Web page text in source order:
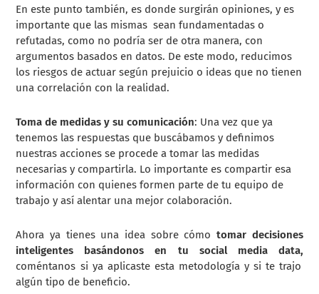
En este punto también, es donde surgirán opiniones, y es
importante que las mismas sean fundamentadas o
refutadas, como no podría ser de otra manera, con
argumentos basados en datos. De este modo, reducimos
los riesgos de actuar según prejuicio o ideas que no tienen
una correlación con la realidad.
Toma de medidas y su comunicación: Una vez que ya
tenemos las respuestas que buscábamos y definimos
nuestras acciones se procede a tomar las medidas
necesarias y compartirla. Lo importante es compartir esa
información con quienes formen parte de tu equipo de
trabajo y así alentar una mejor colaboración.
Ahora ya tienes una idea sobre cómo tomar decisiones
inteligentes basándonos en tu social media data,
coméntanos si ya aplicaste esta metodología y si te trajo
algún tipo de beneficio.